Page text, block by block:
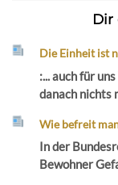
Dir
Die Einheit ist
:... auch für
danach nichts
Wie befreit
In der
Bewohner